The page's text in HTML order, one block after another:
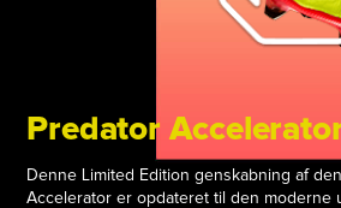
Predator
Denne Limited Edition genskabning af
Accelerator er opdateret til den moderne